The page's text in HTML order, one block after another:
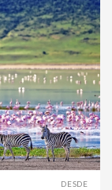
DESDE